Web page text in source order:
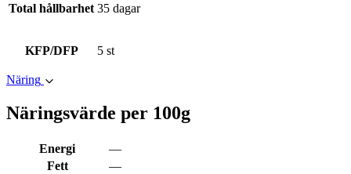
Total hållbarhet 35 dagar
KFP/DFP 5 st
Näring
Näringsvärde per 100g
Energi
—
Fett
—